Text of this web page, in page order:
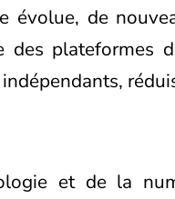
évolue, de
des plateformes
et de la